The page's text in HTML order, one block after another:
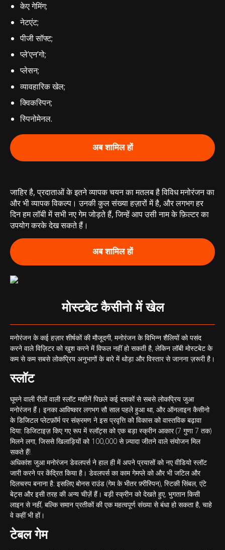
केए गेमिंग;
नेटएंट;
पीजी सॉफ्ट;
प्ले’एन’गो;
प्लेसन;
व्यावहारिक खेल;
क्विकस्पिन;
स्पिनोमेनल.
अब शामिल हों
जाहिर है, प्रदाताओं के इतने व्यापक चयन का मतलब है विविध मनोरंजन का
और भी व्यापक विकल्प। उनकी कुल संख्या हज़ारों में है, और लगभग हर
दिन हम लॉबी में सभी नए गेम जोड़ते हैं, जिन्हें आप उसी नाम के फ़िल्टर का
उपयोग करके देख सकते हैं।
अब शामिल हों
मोस्टबेट कैसीनो में खेल
मनोरंजन के कई हज़ार शीर्षकों की मौजूदगी, मनोरंजन के विभिन्न शैलियों को पसंद
करने वाले विज़िटर को खुश करने में विफल नहीं हो सकती है, लेकिन लॉबी मोस्टबेट के
कम से कम सबसे लोकप्रिय अनुभागों के बारे में थोड़ा और विस्तार से जानना ज़रूरी है।
स्लॉट
घूमने वाली रीलों वाली स्लॉट मशीनें पिछले कई दशकों से सबसे लोकप्रिय जुआ
मनोरंजन हैं। इनका आविष्कार लगभग सौ साल पहले हुआ था, और ऑनलाइन कैसीनो
के डिजिटल प्लेटफ़ॉर्म पर संक्रमण ने इस प्रवृत्ति को विकास को वास्तविक बढ़ावा
दिया: डिजिटाइज़ किए गए रूप में स्लॉट्स को एक बड़ा स्क्रीन आकार (7 गुणा 7 तक)
मिलने लगा, जिससे खिलाड़ियों को 100,000 से ज़्यादा जीतने वाले संयोजन मिल
सकते हैं!
अधिकांश जुआ मनोरंजन डेवलपर्स ने हाल ही में अपने प्रयासों को नए वीडियो स्लॉट
जारी करने पर केंद्रित किया है। डेवलपर्स का काम गेमप्ले को और भी जटिल और
दिलचस्प बनाना है: इसलिए बोनस राउंड (गेम के भीतर फ़्रीस्पिन), स्टिकी सिंबल, एंटे
बेट्स और इसी तरह की अन्य चीज़ें हैं। बड़ी स्क्रीन को देखते हुए, भुगतान किसी
लाइन से नहीं, बल्कि समान प्रतीकों की एक महत्वपूर्ण संख्या से बंधा हो सकता है, चाहे
वे कहीं भी हों।
टेबल गेम